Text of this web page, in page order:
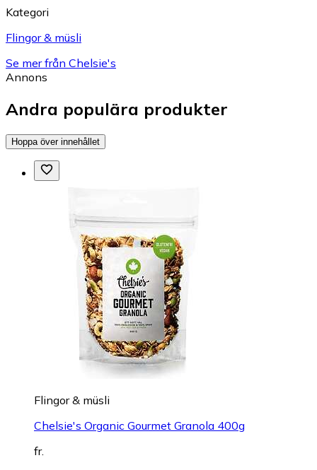
Kategori
Flingor & müsli
Se mer från Chelsie's
Annons
Andra populära produkter
Hoppa över innehållet
Flingor & müsli
Chelsie's Organic Gourmet Granola 400g
fr.